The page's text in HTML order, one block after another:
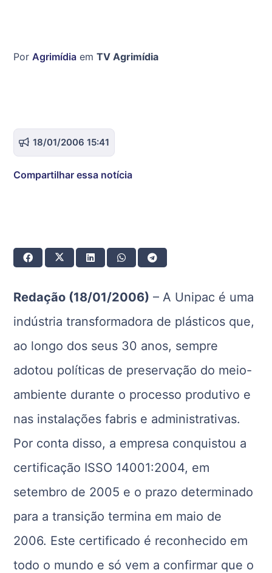
Por Agrimídia em TV Agrimídia
18/01/2006 15:41
Compartilhar essa notícia
Redação (18/01/2006) – A Unipac é uma
indústria transformadora de plásticos que,
ao longo dos seus 30 anos, sempre
adotou políticas de preservação do meio-
ambiente durante o processo produtivo e
nas instalações fabris e administrativas.
Por conta disso, a empresa conquistou a
certificação ISSO 14001:2004, em
setembro de 2005 e o prazo determinado
para a transição termina em maio de
2006. Este certificado é reconhecido em
todo o mundo e só vem a confirmar que o